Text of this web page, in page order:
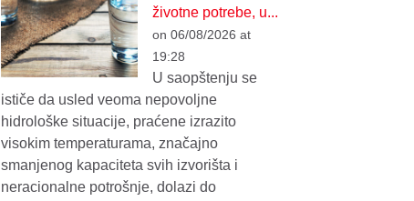
životne potrebe, u...
on 06/08/2026 at
19:28
U saopštenju se
ističe da usled veoma nepovoljne
hidrološke situacije, praćene izrazito
visokim temperaturama, značajno
smanjenog kapaciteta svih izvorišta i
neracionalne potrošnje, dolazi do